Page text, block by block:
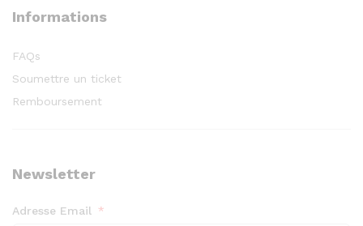
Informations
FAQs
Soumettre un ticket
Remboursement
Newsletter
Adresse Email